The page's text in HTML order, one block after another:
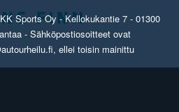
Sports Oy - Kellokukantie 7 - 01300
- Sähköpostiosoitteet ovat
ellei toisin mainittu